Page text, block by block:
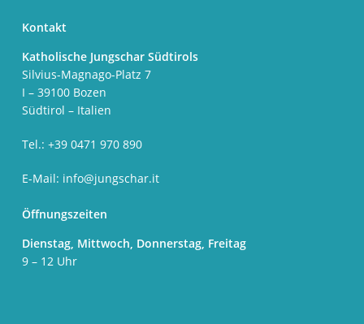
Kontakt
Katholische Jungschar Südtirols
Silvius-Magnago-Platz 7
I – 39100 Bozen
Südtirol – Italien
Tel.: +39 0471 970 890
E-Mail: info@jungschar.it
Öffnungszeiten
Dienstag, Mittwoch, Donnerstag, Freitag
9 – 12 Uhr